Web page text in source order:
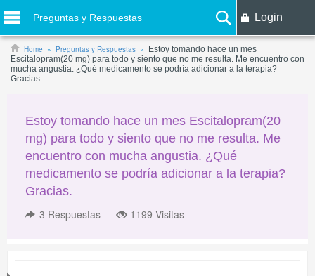
Preguntas y Respuestas Login
Home Preguntas y Respuestas
Estoy tomando hace un mes
Escitalopram(20 mg) para todo y siento que no me resulta. Me encuentro con
mucha angustia. ¿Qué medicamento se podría adicionar a la terapia?
Gracias.
Estoy tomando hace un mes Escitalopram(20
mg) para todo y siento que no me resulta. Me
encuentro con mucha angustia. ¿Qué
medicamento se podría adicionar a la terapia?
Gracias.
3 Respuestas 1199 Visitas